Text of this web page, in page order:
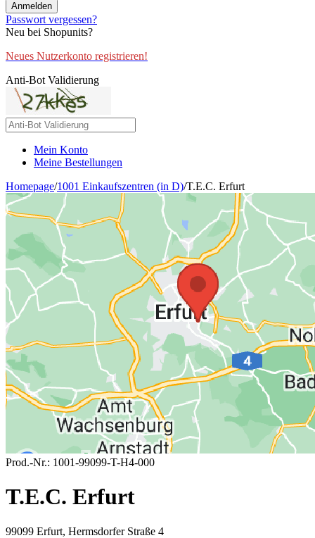
Anmelden
Passwort vergessen?
Neu bei Shopunits?
Neues Nutzerkonto registrieren!
Anti-Bot Validierung
Mein Konto
Meine Bestellungen
Homepage/1001 Einkaufszentren (in D)/T.E.C. Erfurt
Prod.-Nr.: 1001-99099-T-H4-000
T.E.C. Erfurt
99099 Erfurt, Hermsdorfer Straße 4